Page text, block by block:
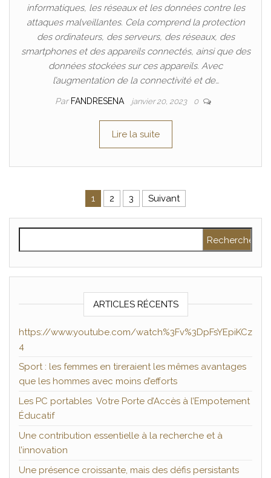
informatiques, les réseaux et les données contre les
attaques malveillantes. Cela comprend la protection
des ordinateurs, des serveurs, des réseaux, des
smartphones et des appareils connectés, ainsi que des
données stockées sur ces appareils. Avec
l’augmentation de la connectivité et de…
Par FANDRESENA janvier 20, 2023 0
Lire la suite
Pagination des publications
1 2 3 Suivant
ARTICLES RÉCENTS
https://www.youtube.com/watch%3Fv%3DpFsYEpiKCz
4
Sport : les femmes en tireraient les mêmes avantages
que les hommes avec moins d’efforts
Les PC portables Votre Porte d’Accès à l’Empotement
Éducatif
Une contribution essentielle à la recherche et à
l’innovation
Une présence croissante, mais des défis persistants